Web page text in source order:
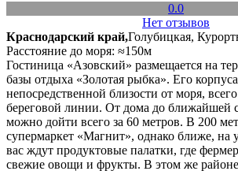
0.0
Нет отзывов
Краснодарский край,Голубицкая,
Расстояние до моря: ≈150м
Гостиница «Азовский» размещается на
базы отдыха «Золотая рыбка». Его
непосредственной близости от моря,
береговой линии. От дома до ближайшей
можно дойти всего за 60 метров. В 200
супермаркет «Магнит», однако ближе, на
вас ждут продуктовые палатки, где
свежие овощи и фрукты. В этом же